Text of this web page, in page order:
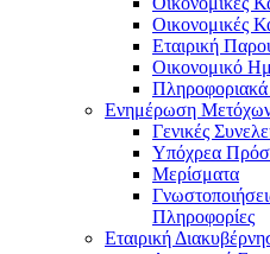
Οικονομικές
Εταιρική
Οικονομικό
Πληροφοριακά
Ενημέρωση
Γενικές
Υπόχρεα
Μερίσματα
Πληροφορίες
Εταιρική